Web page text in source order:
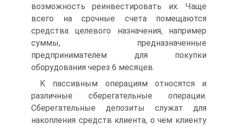
возможность реинвестировать их. Чаще
всего на срочные счета помещаются
средства целевого назначения, например
суммы, предназначенные
предпринимателем для покупки
оборудования через 6 месяцев.
К пассивным операциям относятся и
различные сберегательные операции.
Сберегательные депозиты служат для
накопления средств клиента, о чем клиенту